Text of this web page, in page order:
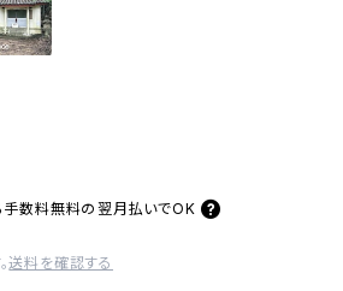
手数料無料の 翌月払いでOK
送料を確認する